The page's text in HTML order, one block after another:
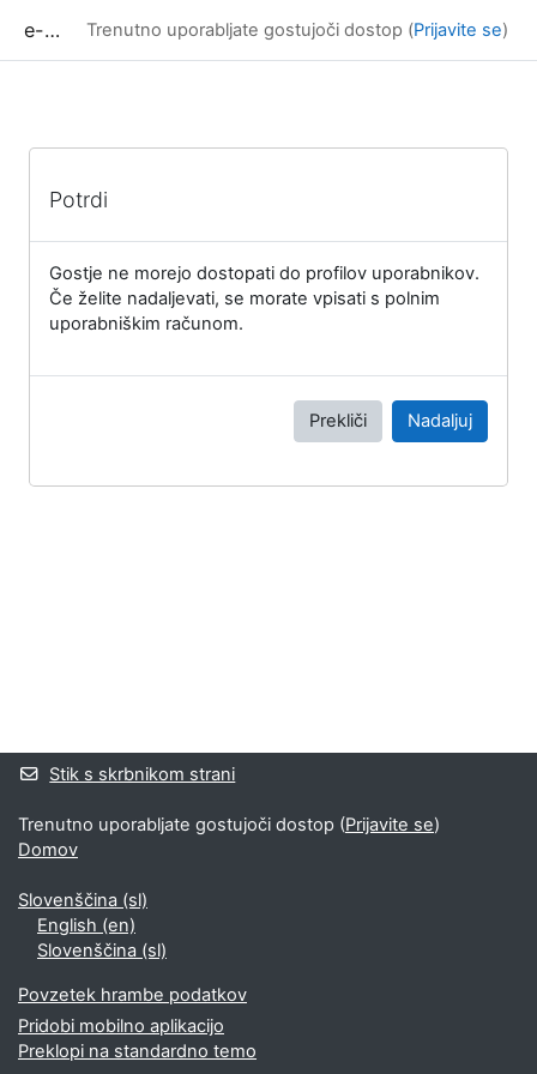
e-učilnica UP FAMNIT Trenutno uporabljate gostujoči dostop (Prijavite se)
Potrdi
Gostje ne morejo dostopati do profilov uporabnikov.
Če želite nadaljevati, se morate vpisati s polnim
uporabniškim računom.
Prekliči Nadaljuj
Stik s skrbnikom strani
Trenutno uporabljate gostujoči dostop (Prijavite se)
Domov
Slovenščina ‎(sl)‎
English ‎(en)‎
Slovenščina ‎(sl)‎
Povzetek hrambe podatkov
Pridobi mobilno aplikacijo
Preklopi na standardno temo